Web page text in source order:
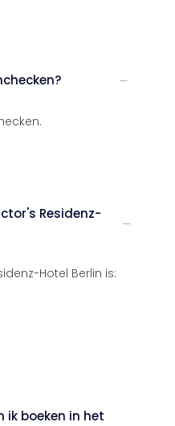
Residenz-
Hotel Berlin is:
ik boeken in het